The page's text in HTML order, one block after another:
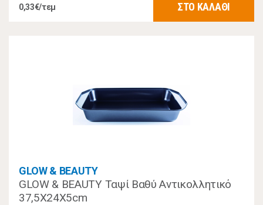
0,33€/τεμ ΣΤΟ ΚΑΛΑΘΙ
GLOW & BEAUTY
GLOW & BEAUTY Ταψί Βαθύ Αντικολλητικό
37,5Χ24Χ5cm